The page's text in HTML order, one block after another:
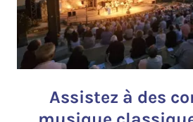
Assistez à des